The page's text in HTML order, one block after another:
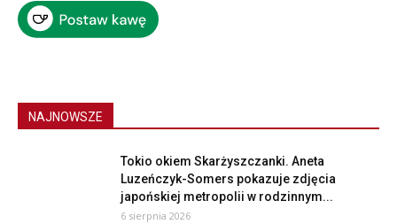
NAJNOWSZE
Tokio okiem Skarżyszczanki. Aneta
Luzeńczyk-Somers pokazuje zdjęcia
japońskiej metropolii w rodzinnym...
6 sierpnia 2026